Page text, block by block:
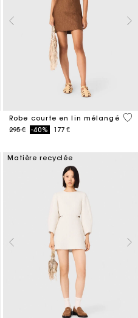
of 5 Customer Rating
Robe courte en lin mélangé
Price reduced from
295 €to-40% 177 €
4,1
Matière recyclée